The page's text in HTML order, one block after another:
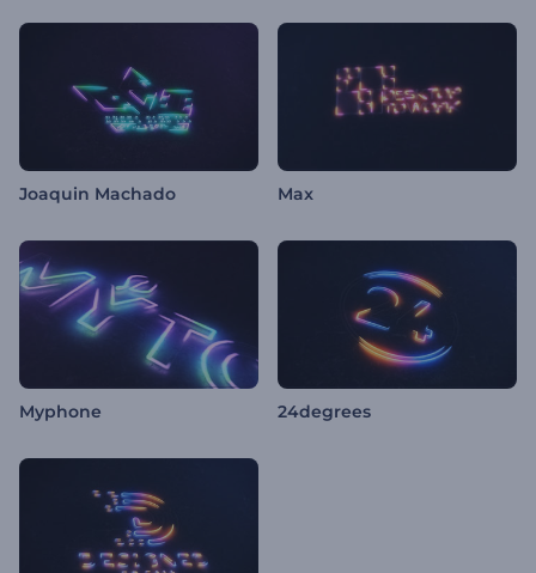
Joaquin Machado Max
Myphone 24degrees